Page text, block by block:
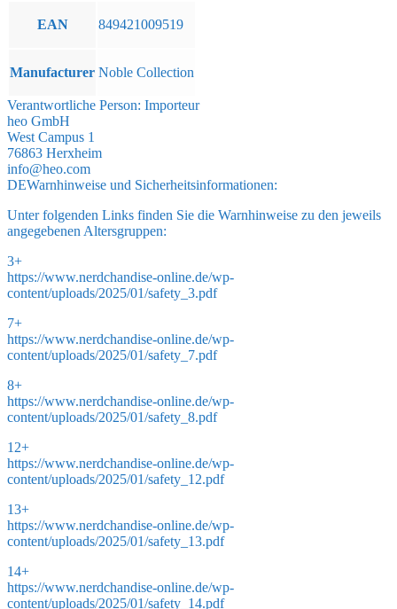
EAN 849421009519
Manufacturer Noble Collection
Verantwortliche Person: Importeur
heo GmbH
West Campus 1
76863 Herxheim
info@heo.com
DEWarnhinweise und Sicherheitsinformationen:
Unter folgenden Links finden Sie die Warnhinweise zu den jeweils
angegebenen Altersgruppen:
3+
https://www.nerdchandise-online.de/wp-
content/uploads/2025/01/safety_3.pdf
7+
https://www.nerdchandise-online.de/wp-
content/uploads/2025/01/safety_7.pdf
8+
https://www.nerdchandise-online.de/wp-
content/uploads/2025/01/safety_8.pdf
12+
https://www.nerdchandise-online.de/wp-
content/uploads/2025/01/safety_12.pdf
13+
https://www.nerdchandise-online.de/wp-
content/uploads/2025/01/safety_13.pdf
14+
https://www.nerdchandise-online.de/wp-
content/uploads/2025/01/safety_14.pdf